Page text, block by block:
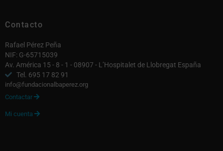
Contacto
Rafael Pérez Peña
NIF: G-65715039
Av. América 15 - 8 - 1 - 08907 - L’Hospitalet de Llobregat España
Tel. 695 17 82 91
info@fundacionalbaperez.org
Contactar 
Mi cuenta 